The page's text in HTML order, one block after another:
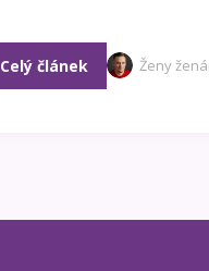
Celý článek Ženy